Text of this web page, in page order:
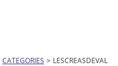
CATEGORIES > LESCREASDEVAL